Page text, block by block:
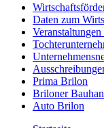
Daten zum
Prima Brilon
Briloner
Auto Brilon